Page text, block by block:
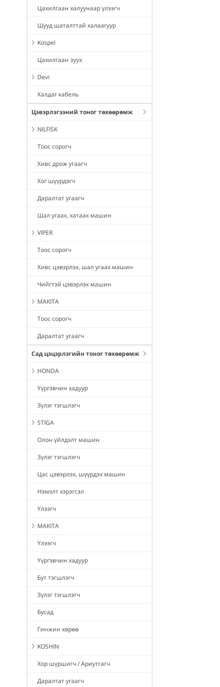
Цахилгаан халуунаар үлээгч
Шууд шаталттай халаагуур
Kospel
Цахилгаан зуух
Devi
Халдаг кабель
Цэвэрлэгээний тоног төхөөрөмж
NILFISK
Тоос сорогч
Хивс дрож угаагч
Хог шүүрдэгч
Даралтат угаагч
Шал угаах, хатаах машин
VIPER
Тоос сорогч
Хивс цэвэрлэх, шал угаах машин
Чийгтэй цэвэрлэх машин
MAKITA
Тоос сорогч
Даралтат угаагч
Сад цэцэрлэгийн тоног төхөөрөмж
HONDA
Үүргэвчин хадуур
Зүлэг тэгшлэгч
STIGA
Олон үйлдэлт машин
Зүлэг тэгшлэгч
Цас цэвэрлэх, шүүрдэх машин
Нэмэлт хэрэгсэл
Үлээгч
MAKITA
Үлээгч
Үүргэвчин хадуур
Бут тэгшлэгч
Зүлэг тэгшлэгч
Бусад
Гинжин хөрөө
KOSHIN
Хор шүршигч / Ариутгагч
Даралтат угаагч